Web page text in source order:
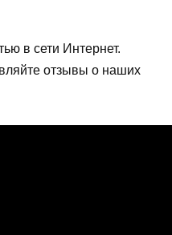
в сети Интернет.
отзывы о наших